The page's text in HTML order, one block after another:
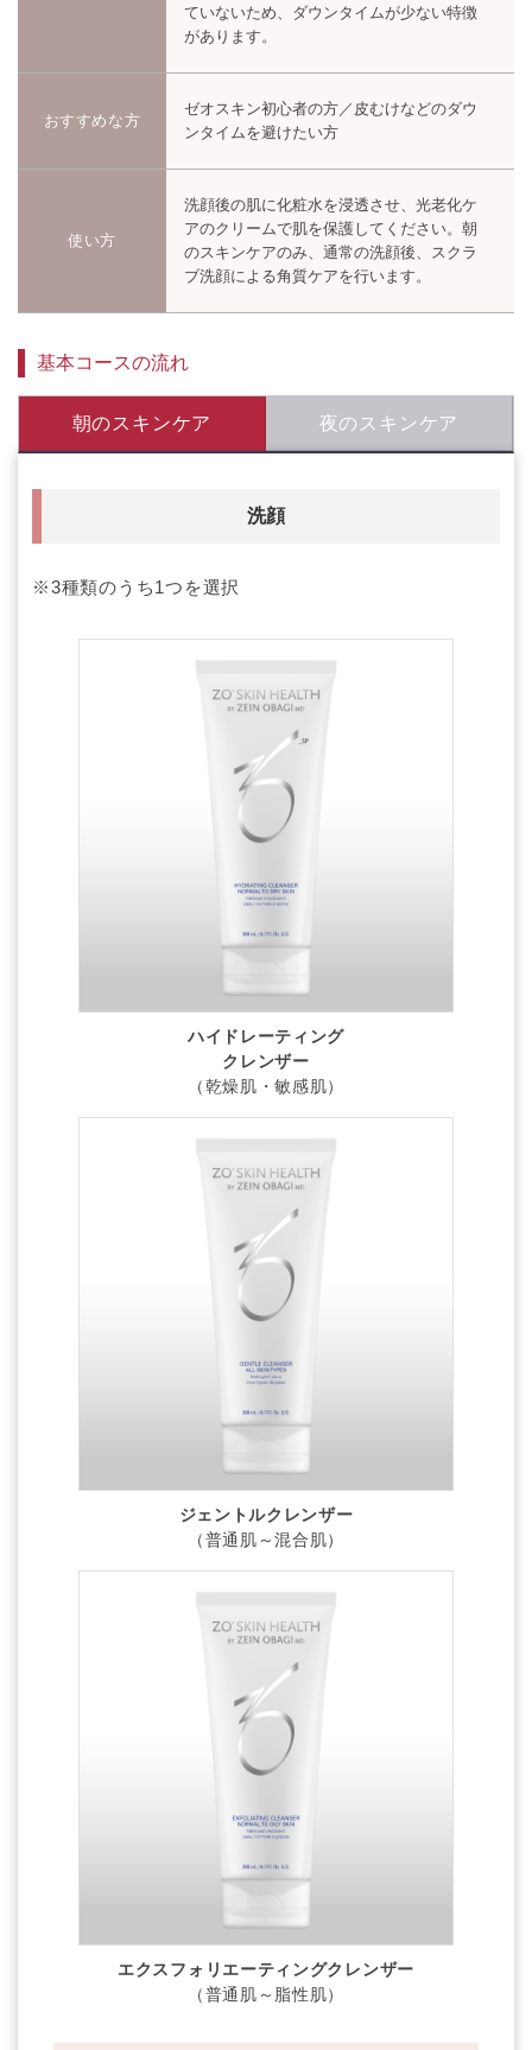
ていないため、ダウンタイムが少ない特徴
があります。
おすすめな方
ゼオスキン初心者の方／皮むけなどのダウ
ンタイムを避けたい方
使い方
洗顔後の肌に化粧水を浸透させ、光老化ケ
アのクリームで肌を保護してください。朝
のスキンケアのみ、通常の洗顔後、スクラ
ブ洗顔による角質ケアを行います。
基本コースの流れ
朝のスキンケア 夜のスキンケア
洗顔
※3種類のうち1つを選択
ハイドレーティング
クレンザー
（乾燥肌・敏感肌）
ジェントルクレンザー
（普通肌～混合肌）
エクスフォリエーティングクレンザー
（普通肌～脂性肌）